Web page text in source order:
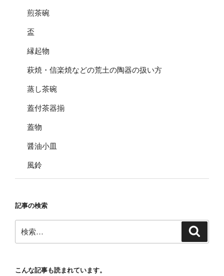
煎茶碗
盃
縁起物
萩焼・信楽焼などの荒土の陶器の扱い方
蒸し茶碗
蓋付茶器揃
蓋物
醤油小皿
風鈴
記事の検索
索:
こんな記事も読まれています。